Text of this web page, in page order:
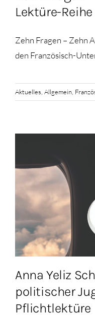
Lektüre-
Zehn Fragen – Zehn
den Französisch-
Aktuelles Allgemein
Anna Yeliz
politischer
Pflichtlektüre